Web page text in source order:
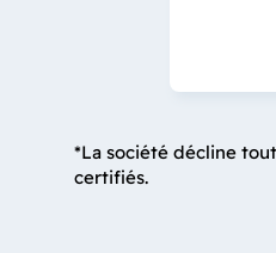
*La société décline
certifiés.